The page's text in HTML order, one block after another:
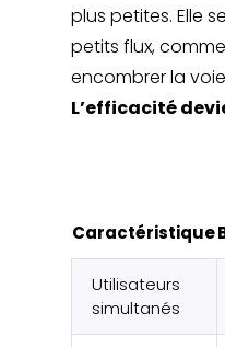
plus petites. Elle
petits flux,
encombrer la
L’efficacité
Caractéristique
Utilisateurs
simultanés